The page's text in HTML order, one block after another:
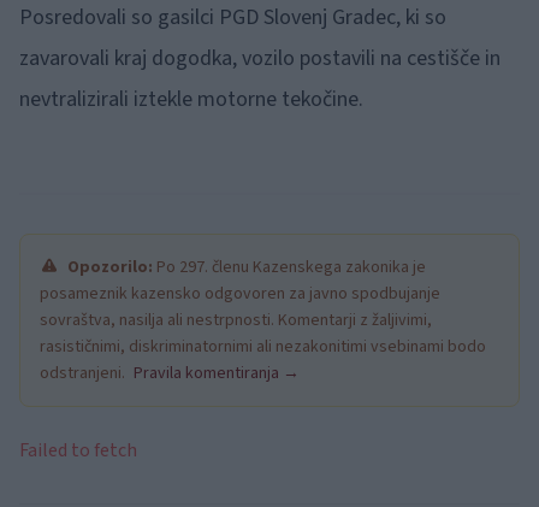
Posredovali so gasilci PGD Slovenj Gradec, ki so
zavarovali kraj dogodka, vozilo postavili na cestišče in
nevtralizirali iztekle motorne tekočine.
Opozorilo: Po 297. členu Kazenskega zakonika je
posameznik kazensko odgovoren za javno spodbujanje
sovraštva, nasilja ali nestrpnosti. Komentarji z žaljivimi,
rasističnimi, diskriminatornimi ali nezakonitimi vsebinami bodo
odstranjeni. Pravila komentiranja →
Failed to fetch